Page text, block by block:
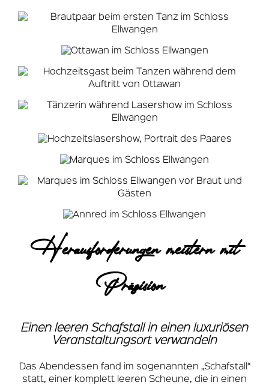
Herausforderungen meistern mit
Präzision
Einen leeren Schafstall in einen luxuriösen
Veranstaltungsort verwandeln
Das Abendessen fand im sogenannten „Schafstall“
statt, einer komplett leeren Scheune, die in einen